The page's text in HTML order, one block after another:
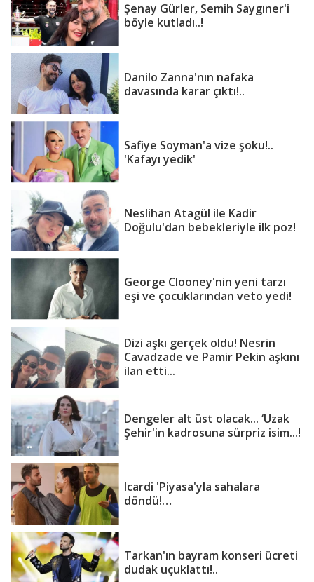
Şenay Gürler, Semih Saygıner'i
böyle kutladı..!
Danilo Zanna'nın nafaka
davasında karar çıktı!..
Safiye Soyman'a vize şoku!..
'Kafayı yedik'
Neslihan Atagül ile Kadir
Doğulu'dan bebekleriyle ilk poz!
George Clooney'nin yeni tarzı
eşi ve çocuklarından veto yedi!
Dizi aşkı gerçek oldu! Nesrin
Cavadzade ve Pamir Pekin aşkını
ilan etti...
Dengeler alt üst olacak... ‘Uzak
Şehir'in kadrosuna sürpriz isim...!
Icardi 'Piyasa'yla sahalara
döndü!…
Tarkan'ın bayram konseri ücreti
dudak uçuklattı!..